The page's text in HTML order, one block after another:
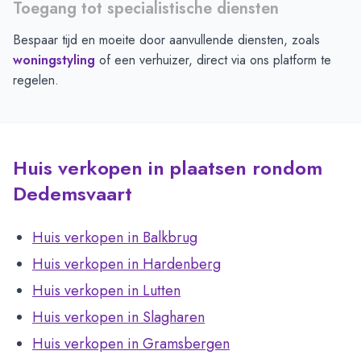
Toegang tot specialistische diensten
Bespaar tijd en moeite door aanvullende diensten, zoals
woningstyling of een verhuizer, direct via ons platform te
regelen.
Huis verkopen in plaatsen rondom
Dedemsvaart
Huis verkopen in Balkbrug
Huis verkopen in Hardenberg
Huis verkopen in Lutten
Huis verkopen in Slagharen
Huis verkopen in Gramsbergen